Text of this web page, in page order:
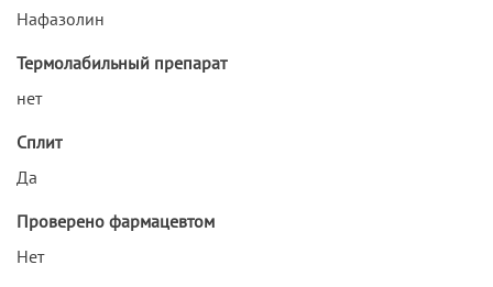
Нафазолин
Термолабильный препарат
нет
Сплит
Да
Проверено фармацевтом
Нет